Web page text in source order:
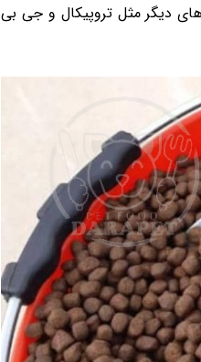
دیگر مثل تروپیکال و جی بی